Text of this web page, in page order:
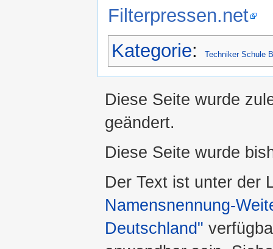
Filterpressen.net
Kategorie: Techniker Schule
Diese Seite wurde
geändert.
Diese Seite wurde
Der Text ist unter der
Namensnennung-
Deutschland"